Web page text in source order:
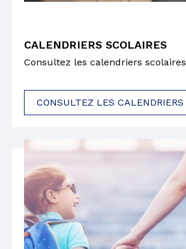
CALENDRIERS SCOLAIRES
Consultez les calendriers scolaires
CONSULTEZ LES CALENDRIERS